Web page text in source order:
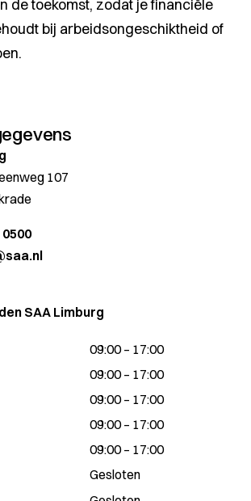
de toekomst, zodat je financiële
bij arbeidsongeschiktheid of
107
0500
SAA Limburg
09:00 – 17:00
09:00 – 17:00
09:00 – 17:00
09:00 – 17:00
09:00 – 17:00
Gesloten